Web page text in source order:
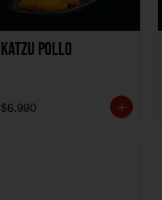
Katzu Pollo
$6.990